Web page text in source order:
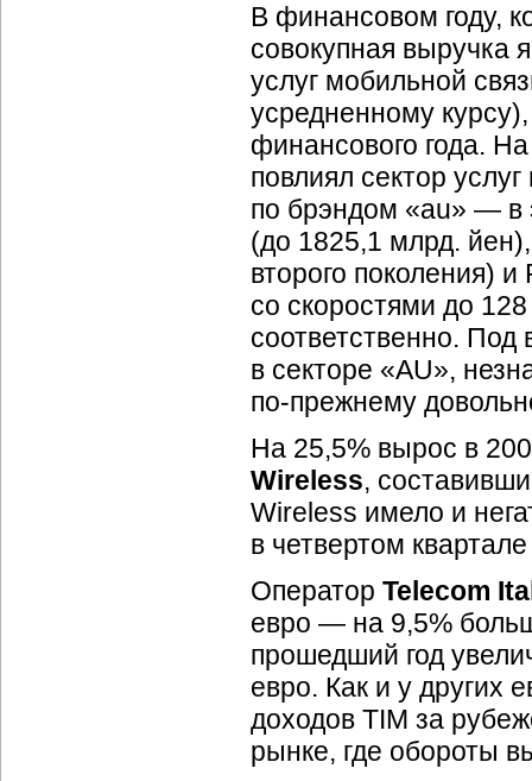
В финансовом году,
совокупная выручка
услуг мобильной
усредненному
финансового года.
повлиял сектор
по брэндом «au» — в
(до 1825,1 млрд.
второго поколения)
со скоростями до
соответственно.
в секторе «AU»,
по-прежнему
На 25,5% вырос в
Wireless,
Wireless имело и
в четвертом
Оператор Telecom
евро — на 9,5%
прошедший год
евро. Как и у других
доходов TIM за
рынке, где обороты